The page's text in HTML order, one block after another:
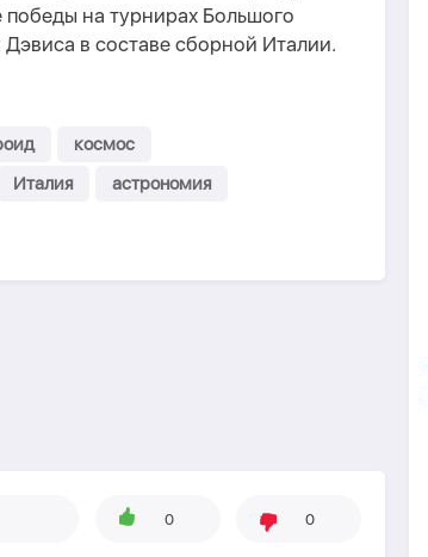
победы на турнирах Большого
в составе сборной Италии.
космос
Италия
астрономия
0 0